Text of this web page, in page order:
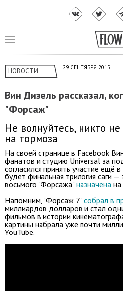
НОВОСТИ 29 СЕНТЯБРЯ 2015
Вин Дизель рассказал,
"Форсаж"
Не волнуйтесь, никто
на тормоза
На своей странице в Facebook
фанатов и студию Universal за
согласился принять участие ещё
будет финальная трилогия саги
восьмого "Форсажа"назначена на
Напомним, "Форсаж 7"собрал в
миллиардов долларов и стал
фильмов в истории
картины набрала уже почти
YouTube.